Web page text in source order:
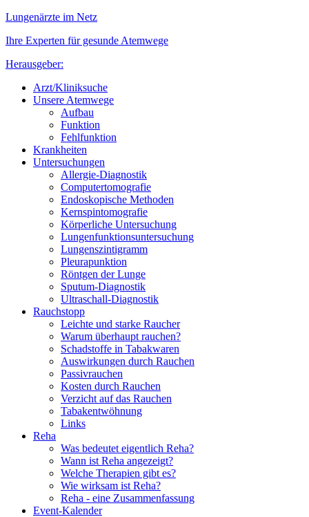
Lungenärzte im Netz
Ihre Experten für gesunde Atemwege
Herausgeber:
Arzt/Kliniksuche
Unsere Atemwege
Aufbau
Funktion
Fehlfunktion
Krankheiten
Untersuchungen
Allergie-Diagnostik
Computertomografie
Endoskopische Methoden
Kernspintomografie
Körperliche Untersuchung
Lungenfunktionsuntersuchung
Lungenszintigramm
Pleurapunktion
Röntgen der Lunge
Sputum-Diagnostik
Ultraschall-Diagnostik
Rauchstopp
Leichte und starke Raucher
Warum überhaupt rauchen?
Schadstoffe in Tabakwaren
Auswirkungen durch Rauchen
Passivrauchen
Kosten durch Rauchen
Verzicht auf das Rauchen
Tabakentwöhnung
Links
Reha
Was bedeutet eigentlich Reha?
Wann ist Reha angezeigt?
Welche Therapien gibt es?
Wie wirksam ist Reha?
Reha - eine Zusammenfassung
Event-Kalender